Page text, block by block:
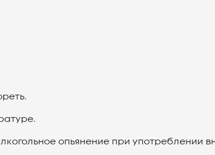
опьянение при употреблении